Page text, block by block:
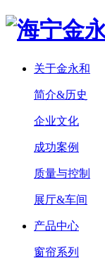
关于金永和
简介&历史
企业文化
成功案例
质量与控制
展厅&车间
产品中心
窗帘系列